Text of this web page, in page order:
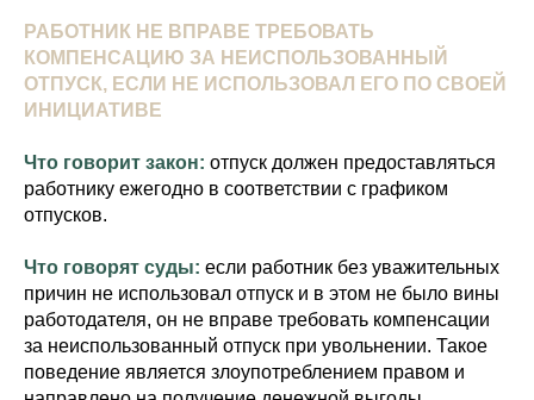
РАБОТНИК НЕ ВПРАВЕ ТРЕБОВАТЬ
КОМПЕНСАЦИЮ ЗА НЕИСПОЛЬЗОВАННЫЙ
ОТПУСК, ЕСЛИ НЕ ИСПОЛЬЗОВАЛ ЕГО ПО СВОЕЙ
ИНИЦИАТИВЕ
Что говорит закон: отпуск должен предоставляться
работнику ежегодно в соответствии с графиком
отпусков.
Что говорят суды: если работник без уважительных
причин не использовал отпуск и в этом не было вины
работодателя, он не вправе требовать компенсации
за неиспользованный отпуск при увольнении. Такое
поведение является злоупотреблением правом и